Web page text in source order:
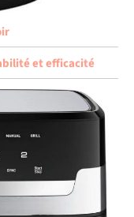
et efficacité